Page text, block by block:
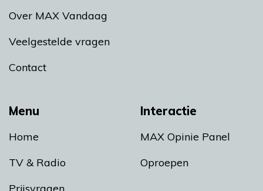
Menu
Home
TV & Radio
Prijsvragen
Interactie
MAX Opinie Panel
Oproepen
Over MAX Vandaag
Veelgestelde vragen
Contact